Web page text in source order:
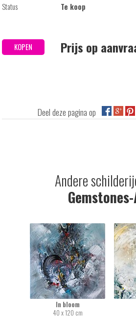
Status
Te koop
KOPEN Prijs op
Deel deze pagina op
Andere
In bloom
40 x 120 cm